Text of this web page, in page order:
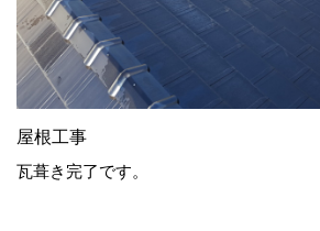
屋根工事
瓦葺き完了です。